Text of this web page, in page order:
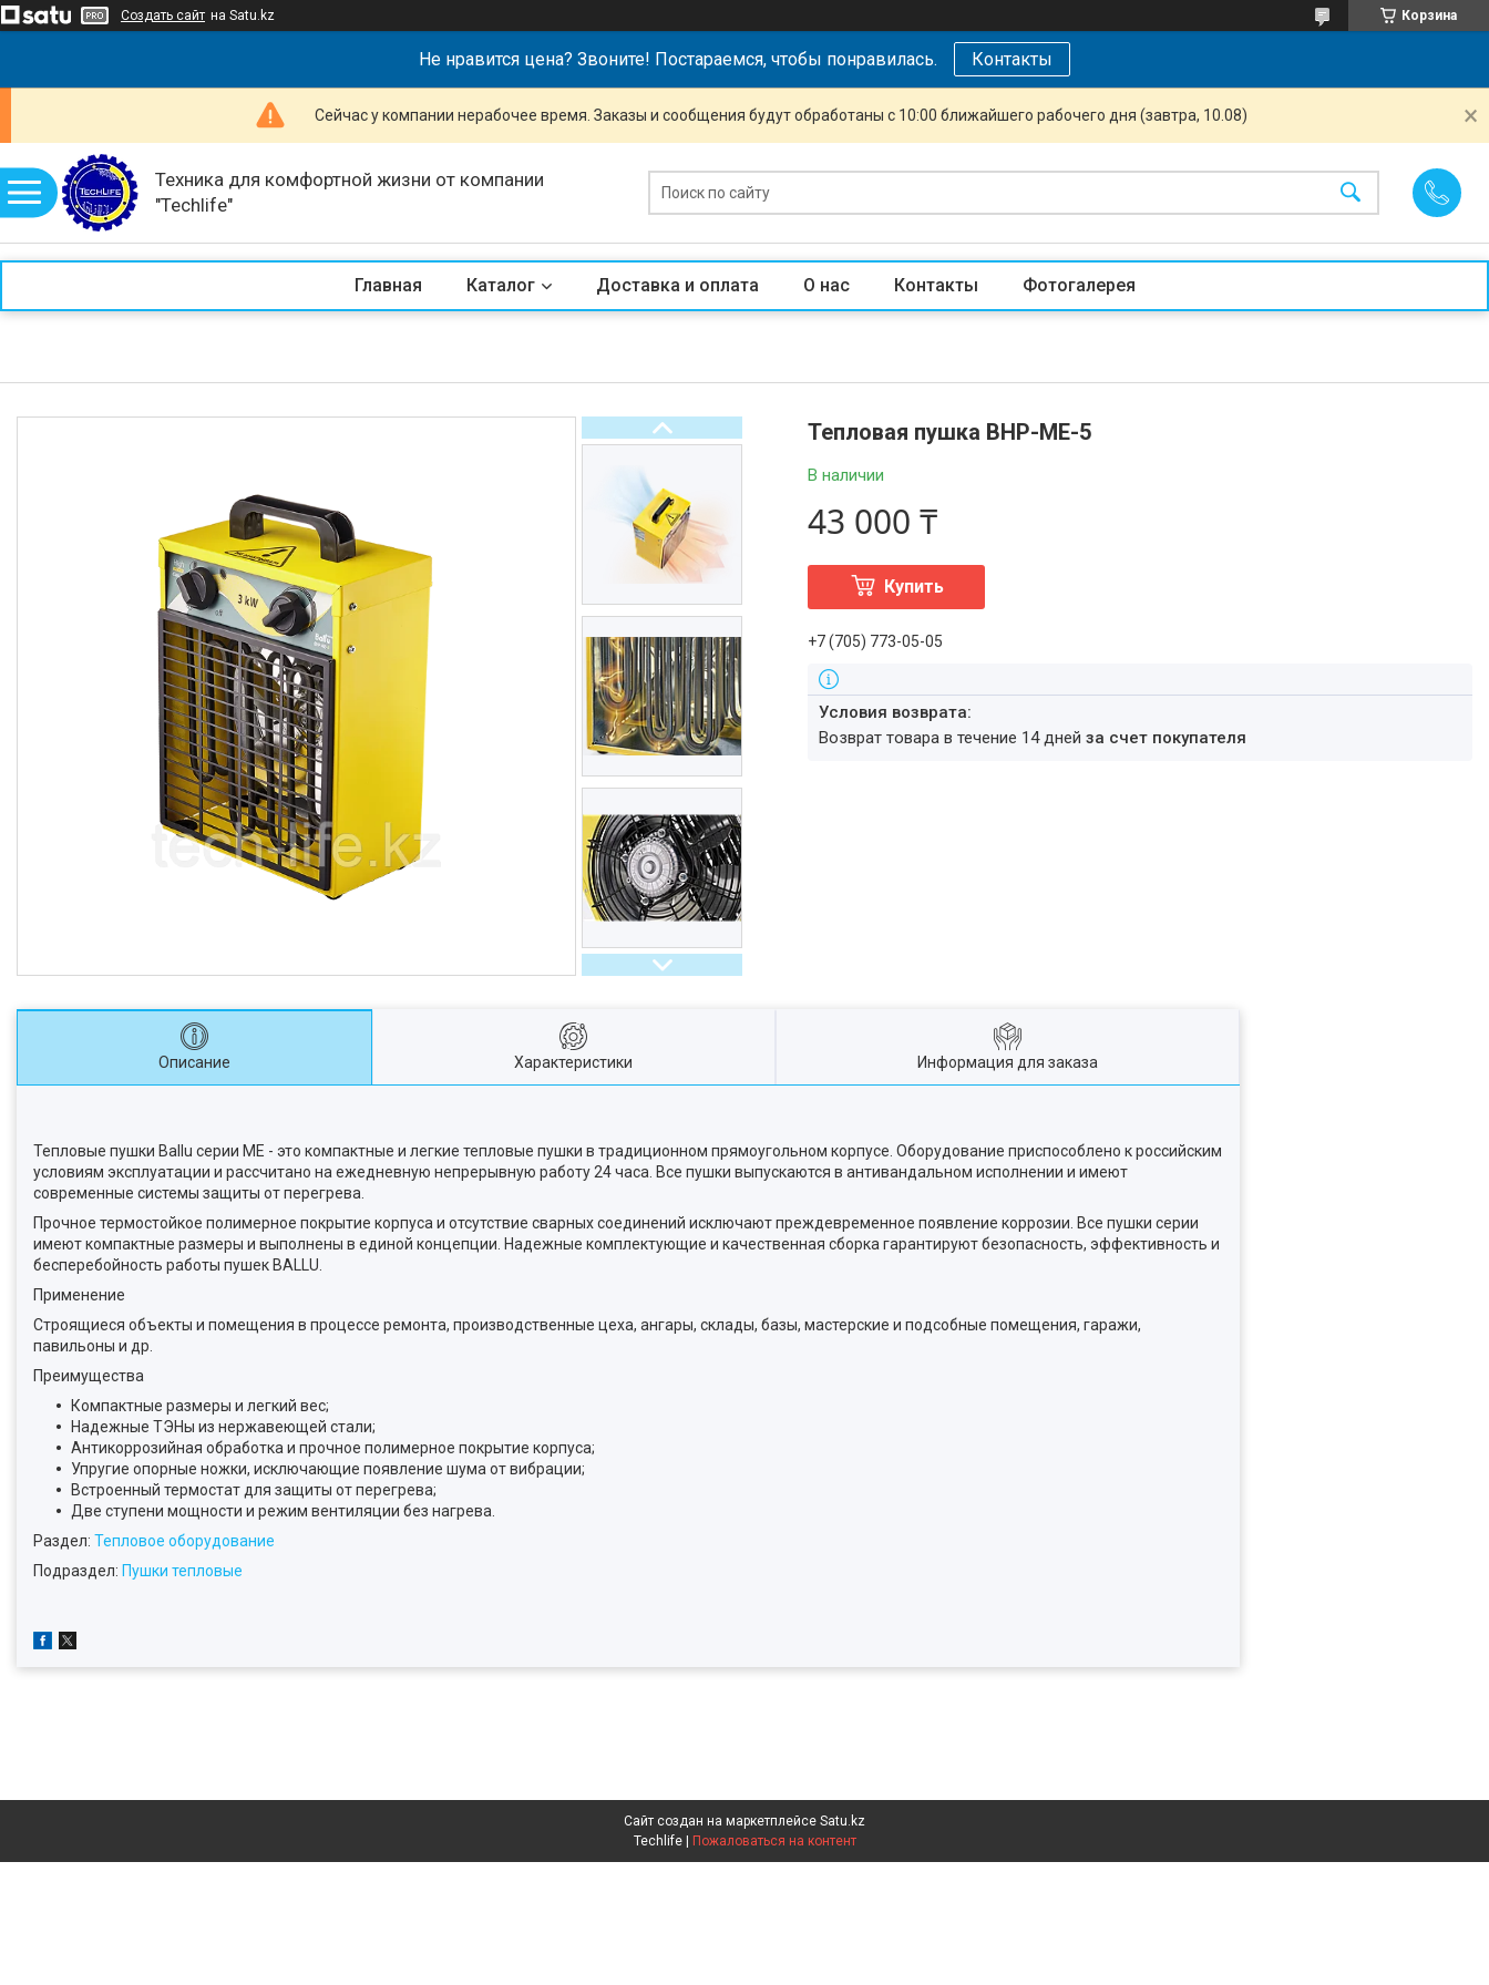
Создать сайт на Satu.kz Корзина
Не нравится цена? Звоните! Постараемся, чтобы понравилась. Контакты
Сейчас у компании нерабочее время. Заказы и сообщения будут обработаны с 10:00 ближайшего рабочего дня (завтра, 10.08)
Техника для комфортной жизни от компании
"Techlife"
Главная Каталог Доставка и оплата О нас Контакты Фотогалерея
Тепловая пушка BHP-ME-5
В наличии
43 000 ₸
Купить
+7 (705) 773-05-05
возврат товара в течение 14 днейза счет покупателя
Описание Характеристики Информация для заказа
Тепловые пушки Ballu серии ME - это компактные и легкие тепловые пушки в традиционном прямоугольном корпусе. Оборудование приспособлено к российским
условиям эксплуатации и рассчитано на ежедневную непрерывную работу 24 часа. Все пушки выпускаются в антивандальном исполнении и имеют
современные системы защиты от перегрева.
Прочное термостойкое полимерное покрытие корпуса и отсутствие сварных соединений исключают преждевременное появление коррозии. Все пушки серии
имеют компактные размеры и выполнены в единой концепции. Надежные комплектующие и качественная сборка гарантируют безопасность, эффективность и
бесперебойность работы пушек BALLU.
Применение
Строящиеся объекты и помещения в процессе ремонта, производственные цеха, ангары, склады, базы, мастерские и подсобные помещения, гаражи,
павильоны и др.
Преимущества
Компактные размеры и легкий вес;
Надежные ТЭНы из нержавеющей стали;
Антикоррозийная обработка и прочное полимерное покрытие корпуса;
Упругие опорные ножки, исключающие появление шума от вибрации;
Встроенный термостат для защиты от перегрева;
Две ступени мощности и режим вентиляции без нагрева.
Раздел: Тепловое оборудование
Подраздел: Пушки тепловые
Сайт создан на маркетплейсе Satu.kz
Пожаловаться на контент